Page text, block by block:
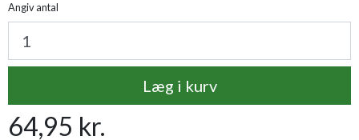
Angiv antal
Læg i kurv
64,95 kr.